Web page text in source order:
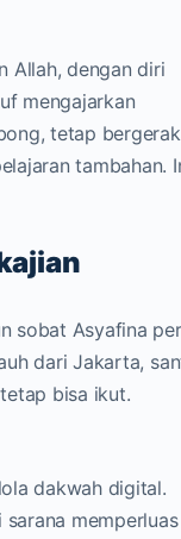
Allah, dengan diri
mengajarkan
tetap bergerak
tambahan.
sobat Asyafina
dari Jakarta,
bisa ikut.
dakwah digital.
memperluas